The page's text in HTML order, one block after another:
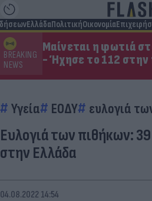
ΕλλάδαΠολιτικήΟικονομία
BREAKING
NEWS
Μαίνεται η φωτιά
- Ήχησε το 112 στην
Υγεία ΕΟΔΥ ευλογιά
Eυλογιά των πιθήκων:
στην Ελλάδα
04.08.2022 14:54